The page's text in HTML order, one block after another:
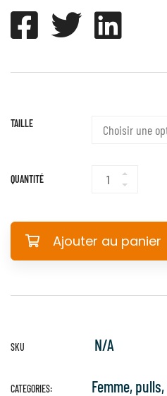
TAILLE
QUANTITÉ
QUANTITÉ DE PULL
CANARD & JAUNE –
DANTE – MADE IN
Ajouter au panier
SKU N/A
CATEGORIES: Femme,pulls,